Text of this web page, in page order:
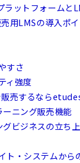
ラットフォームと
用LMSの導入ポ
すさ
ィ強度
販売するなら
ーニング販売機能
ビジネスの立ち
ト・システムから